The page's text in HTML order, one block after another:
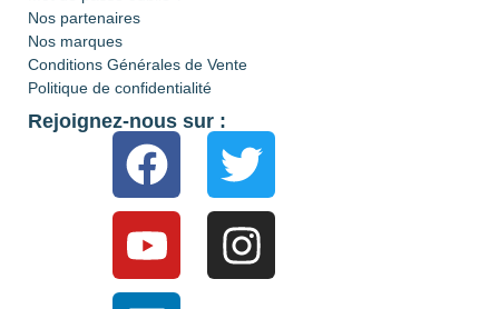
Nos partenaires
Nos marques
Conditions Générales de Vente
Politique de confidentialité
Rejoignez-nous sur :